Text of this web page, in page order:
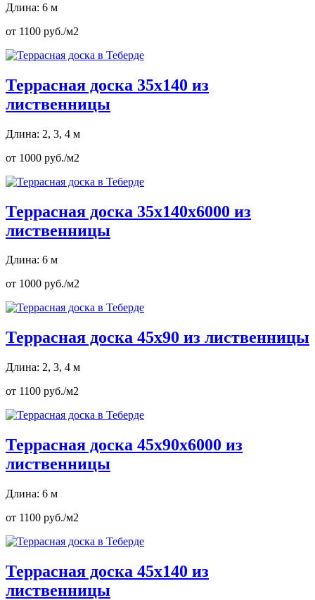
Длина: 6 м
от 1100 руб./м2
Террасная доска 35х140 из
лиственницы
Длина: 2, 3, 4 м
от 1000 руб./м2
Террасная доска 35х140х6000 из
лиственницы
Длина: 6 м
от 1000 руб./м2
Террасная доска 45х90 из лиственницы
Длина: 2, 3, 4 м
от 1100 руб./м2
Террасная доска 45х90х6000 из
лиственницы
Длина: 6 м
от 1100 руб./м2
Террасная доска 45х140 из
лиственницы